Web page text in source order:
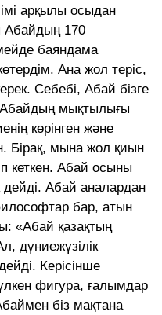
арқылы осыдан
Абайдың 170
баяндама
Ана жол теріс,
Себебі, Абай бізге
мықтылығы
көрінген және
Бірақ, мына жол қиын
кеткен. Абай осыны
дейді. Абай аналардан
бар, атын
«Абай қазақтың
дүниежүзілік
Керісінше
фигура, ғалымдар
біз мақтана